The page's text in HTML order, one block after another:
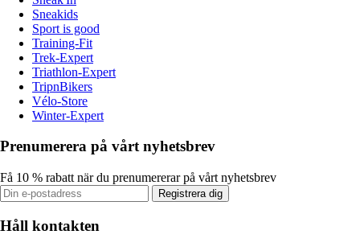
Sneakids
Sport is good
Training-Fit
Trek-Expert
Triathlon-Expert
TripnBikers
Vélo-Store
Winter-Expert
Prenumerera på vårt nyhetsbrev
Få 10 % rabatt när du prenumererar på vårt nyhetsbrev
Registrera dig
Håll kontakten